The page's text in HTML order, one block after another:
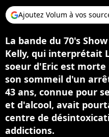
Ajoutez Volum à vos
La bande du 70's
Kelly, qui interprétait
soeur d'Eric est
son sommeil d'un
43 ans, connue pour
et d'alcool, avait
centre de
addictions.